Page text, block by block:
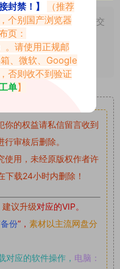
侵犯了您的权限可以提交
明出处！原文链接：
你的权益请私信留言收到
审核后删除。
使用，未经原版权作者许
下载24小时内删除！
议升级对应的VIP。
份”， 素材以主流网盘分
对应的软件操作， 电脑：
封禁！】
（推荐
个别国产浏览器
页：
。请使用正规邮
、微软、Google
否则收不到验证
单】